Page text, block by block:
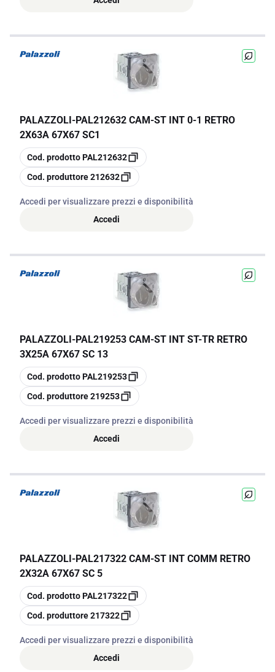
PALAZZOLI-PAL212632 CAM-ST INT 0-1 RETRO
2X63A 67X67 SC1
copia
Cod. prodottoPAL212632
copia
Cod. produttore212632
Accedi per visualizzare prezzi e disponibilità
Accedi
PALAZZOLI-PAL219253 CAM-ST INT ST-TR RETRO
3X25A 67X67 SC 13
copia
Cod. prodottoPAL219253
copia
Cod. produttore219253
Accedi per visualizzare prezzi e disponibilità
Accedi
PALAZZOLI-PAL217322 CAM-ST INT COMM RETRO
2X32A 67X67 SC 5
copia
Cod. prodottoPAL217322
copia
Cod. produttore217322
Accedi per visualizzare prezzi e disponibilità
Accedi